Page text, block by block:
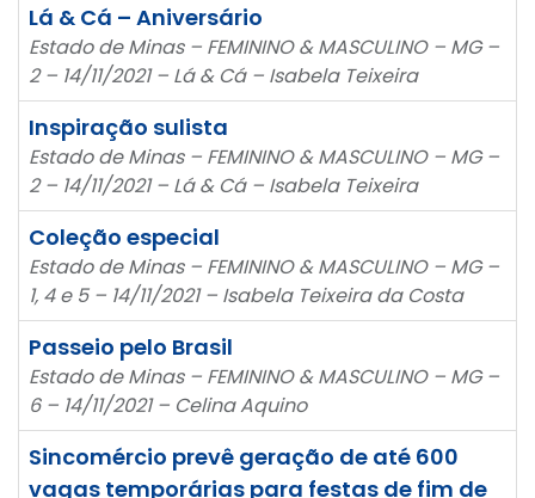
Lá & Cá – Aniversário
Estado de Minas – FEMININO & MASCULINO – MG –
2 – 14/11/2021 – Lá & Cá – Isabela Teixeira
Inspiração sulista
Estado de Minas – FEMININO & MASCULINO – MG –
2 – 14/11/2021 – Lá & Cá – Isabela Teixeira
Coleção especial
Estado de Minas – FEMININO & MASCULINO – MG –
1, 4 e 5 – 14/11/2021 – Isabela Teixeira da Costa
Passeio pelo Brasil
Estado de Minas – FEMININO & MASCULINO – MG –
6 – 14/11/2021 – Celina Aquino
Sincomércio prevê geração de até 600
vagas temporárias para festas de fim de